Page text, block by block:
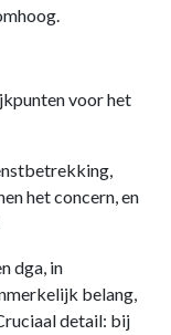
voor het
het concern, en
dga, in
belang,
detail: bij